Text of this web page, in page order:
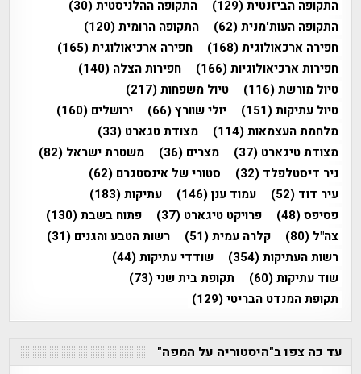
התקופה הביזנטית(129) התקופה ההלניסטית(30)
התקופה העות'מנית(62) התקופה הרומית(120)
חפירה ארכאולוגית(168) חפירה ארכיאולוגית(165)
חפירות ארכיאולוגיות(166) חפירות הצלה (140)
טיול מורשת(116) טיול משפחות(217)
טיול עתיקות(151) יולי שוורץ(66) ירושלים (160)
מלחמת העצמאות(114) מצודת טגארט (33)
מצודת טיגארט (37) מצרים (36) משטרת ישראל (82)
ניר דיסטלפלד (32) סטורי של אינסטגרם (62)
עיר דוד (52) עמוד ענן(146) עתיקות(183)
פסיפס(48) פרויקט טיגארט (37) פתוח בשבת(130)
צה"ל (80) קלרה עמית(51) רשות הטבע והגנים (31)
רשות העתיקות(354) שודדי עתיקות(44)
שוד עתיקות(60) תקופת בית שני(73)
תקופת המנדט הבריטי(129)
עד כה צפו ב"היסטוריה על המפה"